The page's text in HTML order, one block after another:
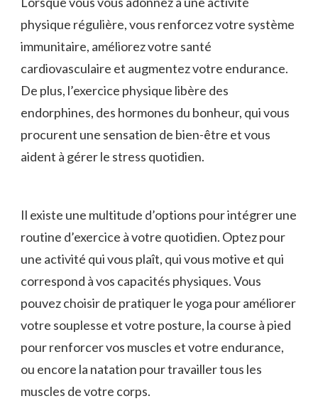
physique régulière, vous ⁣renforcez votre système
immunitaire, améliorez votre santé
cardiovasculaire et augmentez votre endurance.
De plus, l’exercice physique ⁢libère des
endorphines,⁢ des hormones du bonheur, qui vous
procurent une sensation de bien-être et vous ​
aident à gérer le stress quotidien.
Il ‍existe une multitude d’options pour⁢ intégrer une
routine d’exercice à votre quotidien. Optez pour
une activité qui vous plaît, qui vous motive et qui
correspond à vos‌ capacités ⁤physiques. Vous
pouvez choisir de pratiquer le⁢ yoga pour améliorer
votre souplesse et votre posture, la course à pied
pour renforcer vos muscles ⁢et votre endurance,
ou encore la natation pour travailler ⁢tous les
muscles de ⁤votre corps.